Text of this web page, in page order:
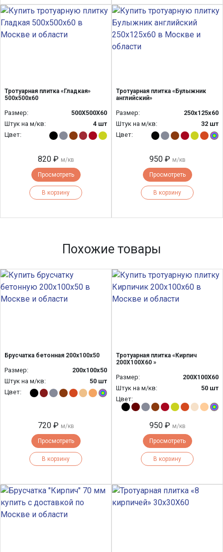
Тротуарная плитка «Гладкая»
500x500x60
Размер:
500Х500Х60
Штук на м/кв:
4 шт
Цвет:
820 ₽ м/кв
Просмотреть
В корзину
Тротуарная плитка «Булыжник
английский»
Размер:
250x125x60
Штук на м/кв:
32 шт
Цвет:
950 ₽ м/кв
Просмотреть
В корзину
Похожие товары
Брусчатка бетонная 200х100х50
Размер:
200х100х50
Штук на м/кв:
50 шт
Цвет:
720 ₽ м/кв
Просмотреть
В корзину
Тротуарная плитка «Кирпич
200Х100Х60 »
Размер:
200Х100Х60
Штук на м/кв:
50 шт
Цвет:
950 ₽ м/кв
Просмотреть
В корзину